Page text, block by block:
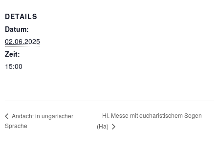
DETAILS
Datum:
02.06.2025
Zeit:
15:00
Andacht in ungarischer
Sprache
Hl. Messe mit eucharistischem Segen
(Ha)